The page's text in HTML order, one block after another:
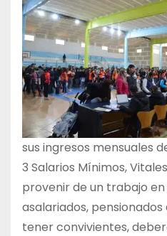
sus ingresos mensuales
3 Salarios Mínimos,
provenir de un trabajo
asalariados, pensionados
tener convivientes,